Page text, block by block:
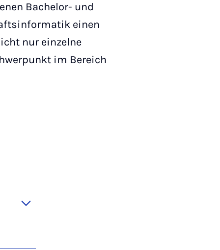
Bachelor- und
einen
nur einzelne
im Bereich